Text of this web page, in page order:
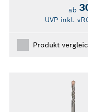
ab
UVP inkl.
Produkt